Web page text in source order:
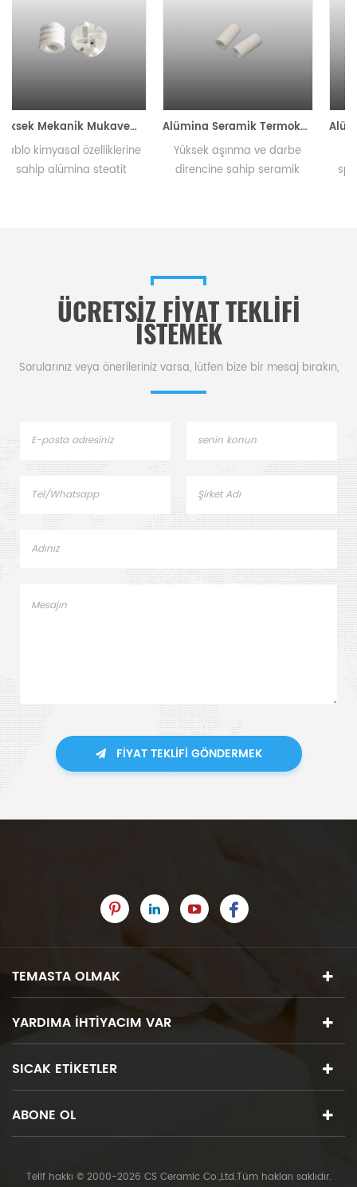
Yüksek Mekanik Mukavemetli Alümina Steatit Seramik Parçalar
Alümina Seramik Termokupl İzolatör Tüpleri
Yüksek aşınma ve darbe
direncine sahip seramik
CS CERAMIC, tam
spesifikasyonlarınıza göre
ÜCRETSIZ FIYAT TEKLIFI
ISTEMEK
Sorularınız veya önerileriniz varsa, lütfen bize bir mesaj bırakın,
FIYAT TEKLIFI GÖNDERMEK
TEMASTA OLMAK
YARDIMA IHTIYACIM VAR
SICAK ETIKETLER
ABONE OL
Telif hakkı © 2000-2026 CS Ceramic Co.,Ltd.Tüm hakları saklıdır.